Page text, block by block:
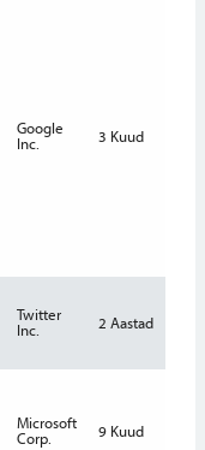
Google
Inc.
3 Kuud
Twitter
Inc.
2 Aastad
Microsoft
Corp.
9 Kuud